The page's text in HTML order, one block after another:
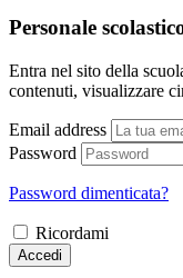
Personale
Entra nel sito della
contenuti, visualizzare
Email address
Password
Password dimenticata?
Ricordami
Accedi